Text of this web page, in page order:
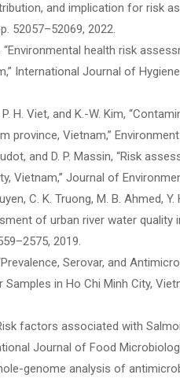
and implication for risk
52057–52069, 2022.
“Environmental health risk
International Journal of
P. H. Viet, and K.-W. Kim,
province, Vietnam,”
and D. P. Massin, “Risk
Vietnam,” Journal of
C. K. Truong, M. B. Ahmed,
of urban river water quality
2019.
Serovar, and
Samples in Ho Chi Minh City,
factors associated with
Journal of Food
genome analysis of